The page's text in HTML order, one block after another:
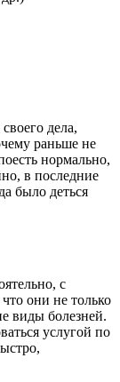
дела,
раньше не
нормально,
в последние
было деться
с
они не только
виды болезней.
услугой по